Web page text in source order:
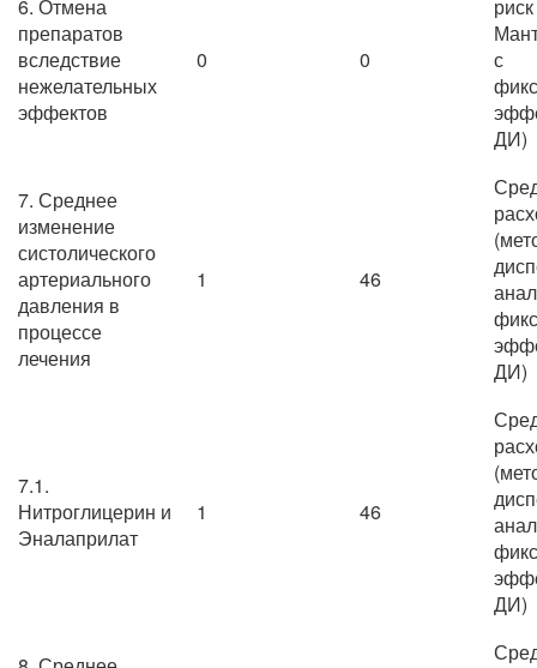
6. Отмена
препаратов
вследствие
нежелательных
эффектов
0 0
с
ДИ)
7. Среднее
изменение
систолического
артериального
давления в
процессе
лечения
1 46
ДИ)
7.1.
Нитроглицерин и
Эналаприлат
1 46
ДИ)